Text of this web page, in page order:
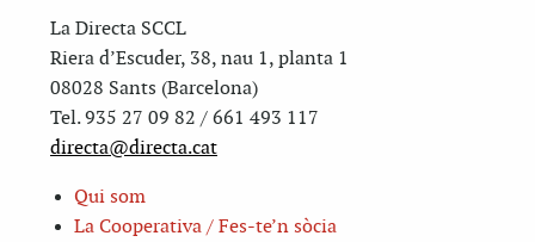
La Directa SCCL
Riera d’Escuder, 38, nau 1, planta 1
08028 Sants (Barcelona)
Tel. 935 27 09 82 / 661 493 117
directa@directa.cat
Qui som
La Cooperativa / Fes-te’n sòcia